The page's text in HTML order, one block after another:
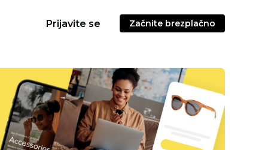
Prijavite se Začnite brezplačno